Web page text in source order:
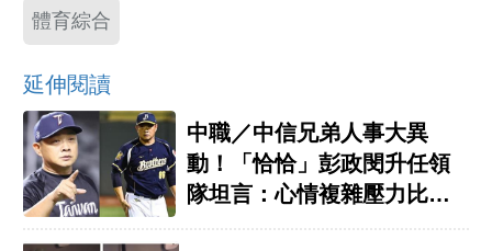
體育綜合
延伸閱讀
中職／中信兄弟人事大異
動！「恰恰」彭政閔升任領
隊坦言：心情複雜壓力比較